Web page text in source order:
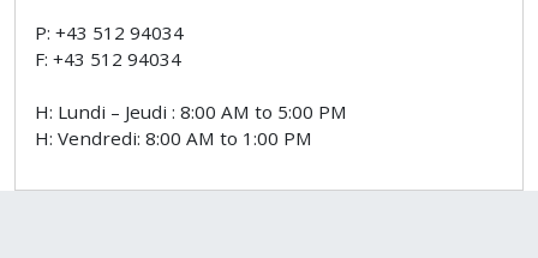
P: +43 512 94034
F: +43 512 94034
H: Lundi – Jeudi : 8:00 AM to 5:00 PM
H: Vendredi: 8:00 AM to 1:00 PM